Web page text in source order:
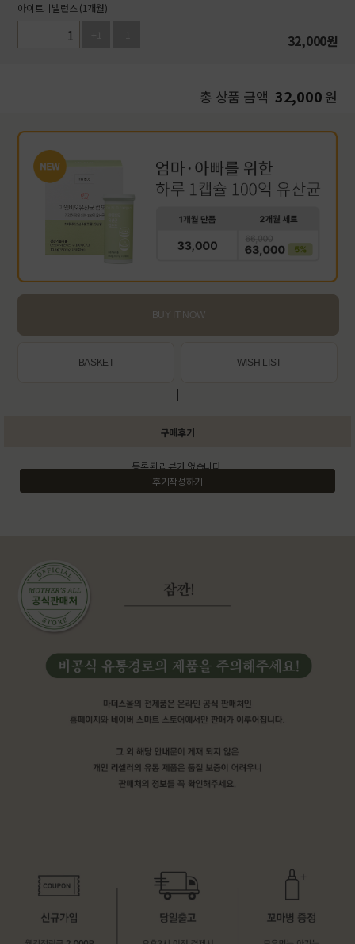
아이트니밸런스 (1개월)
32,000원
총 상품 금액 32,000 원
BUY IT NOW
BASKET WISH LIST
|
구매후기
등록된 리뷰가 없습니다.
후기작성하기